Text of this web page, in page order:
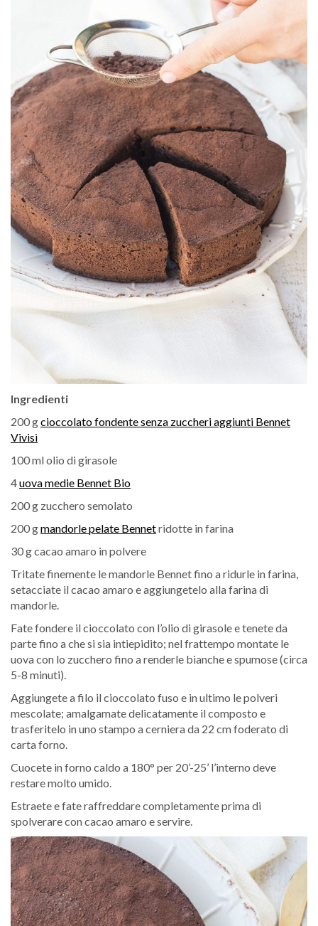
Ingredienti
200 gcioccolato fondente senza zuccheri aggiunti Bennet
Vivisì
100 ml olio di girasole
4uova medie Bennet Bio
200 g zucchero semolato
200 gmandorle pelate Bennetridotte in farina
30 g cacao amaro in polvere
Tritate finemente le mandorle Bennet fino a ridurle in farina,
setacciate il cacao amaro e aggiungetelo alla farina di
mandorle.
Fate fondere il cioccolato con l’olio di girasole e tenete da
parte fino a che si sia intiepidito; nel frattempo montate le
uova con lo zucchero fino a renderle bianche e spumose (circa
5-8 minuti).
Aggiungete a filo il cioccolato fuso e in ultimo le polveri
mescolate; amalgamate delicatamente il composto e
trasferitelo in uno stampo a cerniera da 22 cm foderato di
carta forno.
Cuocete in forno caldo a 180° per 20’-25’ l’interno deve
restare molto umido.
Estraete e fate raffreddare completamente prima di
spolverare con cacao amaro e servire.